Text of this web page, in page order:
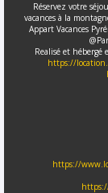
Réservez votre
vacances à la
Appart Vacances
Realisé et hébergé
https://
https://